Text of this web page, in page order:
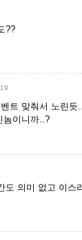
??
트 맞춰서 노린듯..
놈이니까..?
도 의미 없고 이